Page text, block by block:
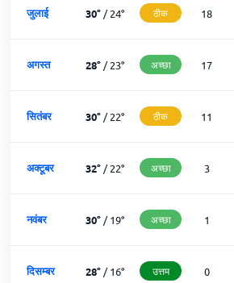
जुलाई 30°/24° ठीक 18
अगस्त 28°/23° अच्छा 17
सितंबर 30°/22° ठीक 11
अक्टूबर 32°/22° अच्छा 3
नवंबर 30°/19° अच्छा 1
दिसम्बर 28°/16° उत्तम 0